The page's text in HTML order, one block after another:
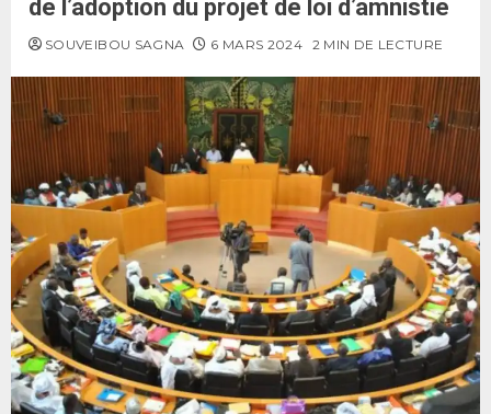
de l’adoption du projet de loi d’amnistie
SOUVEIBOU SAGNA 6 MARS 2024 2 MIN DE LECTURE